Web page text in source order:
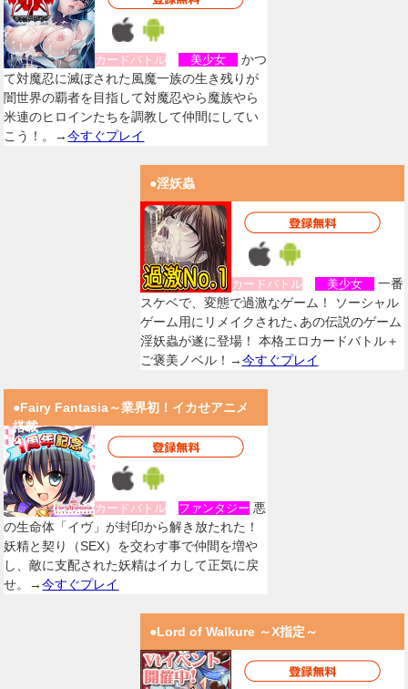
カードバトル 美少女
かつ
て対魔忍に滅ぼされた風魔一族の生き残りが
闇世界の覇者を目指して対魔忍やら魔族やら
米連のヒロインたちを調教して仲間にしてい
こう！。→今すぐプレイ
●淫妖蟲
カードバトル 美少女
一番
スケベで、変態で過激なゲーム！ ソーシャル
ゲーム用にリメイクされた､あの伝説のゲーム
淫妖蟲が遂に登場！ 本格エロカードバトル＋
ご褒美ノベル！→今すぐプレイ
●Fairy Fantasia～業界初！イカせアニメ
搭載
カードバトル ファンタジー 悪
の生命体「イヴ」が封印から解き放たれた！
妖精と契り（SEX）を交わす事で仲間を増や
し、敵に支配された妖精はイカして正気に戻
せ。→今すぐプレイ
●Lord of Walkure ～X指定～